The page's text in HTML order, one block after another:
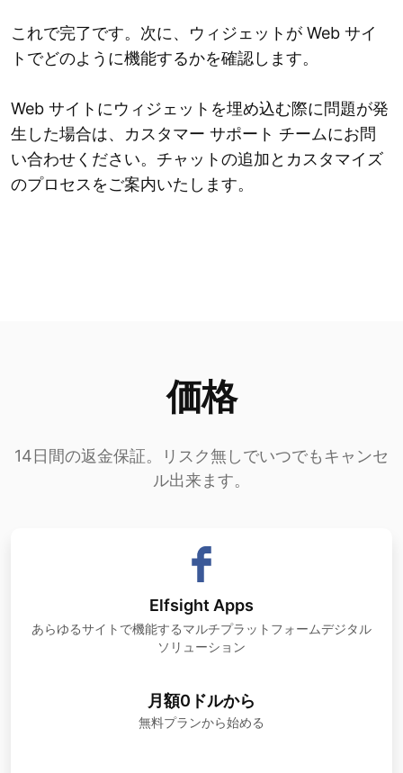
これで完了です。次に、ウィジェットが Web サイ
トでどのように機能するかを確認します。
Web サイトにウィジェットを埋め込む際に問題が発
生した場合は、カスタマー サポート チームにお問
い合わせください。チャットの追加とカスタマイズ
のプロセスをご案内いたします。
価格
14日間の返金保証。リスク無しでいつでもキャンセ
ル出来ます。
Elfsight Apps
あらゆるサイトで機能するマルチプラットフォームデジタル
ソリューション
月額0ドルから
無料プランから始める